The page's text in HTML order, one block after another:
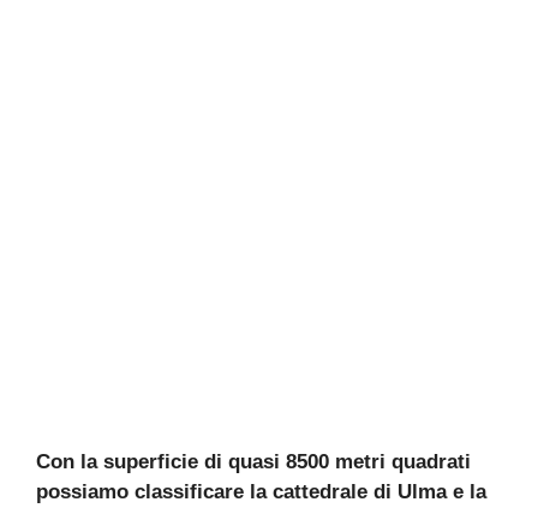
Con la superficie di quasi 8500 metri quadrati
possiamo classificare la cattedrale di Ulma e la